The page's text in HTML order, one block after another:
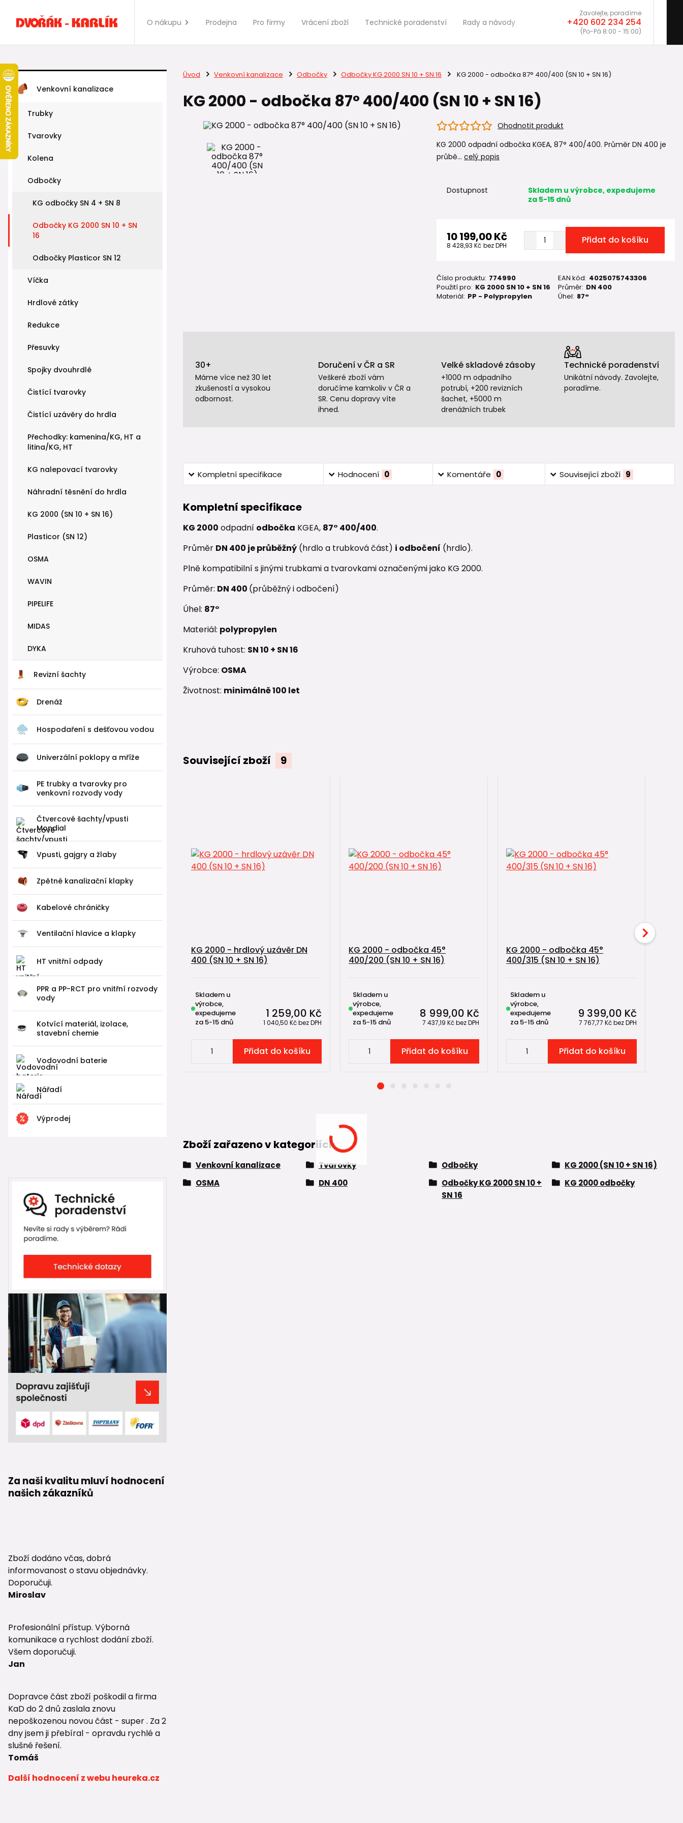
O nákupu Prodejna Pro firmy Vrácení zboží Technické poradenství Rady a návody
Zavolejte, poradíme
+420 602 234 254
(Po-Pá 8:00 - 15:00)
Venkovní kanalizace
Trubky
Tvarovky
Kolena
Odbočky
KG odbočky SN 4 + SN 8
Odbočky KG 2000 SN 10 + SN
16
Odbočky Plasticor SN 12
Víčka
Hrdlové zátky
Redukce
Přesuvky
Spojky dvouhrdlé
Čistící tvarovky
Čistící uzávěry do hrdla
Přechodky: kamenina/KG, HT a
litina/KG, HT
KG nalepovací tvarovky
Náhradní těsnění do hrdla
KG 2000 (SN 10 + SN 16)
Plasticor (SN 12)
OSMA
WAVIN
PIPELIFE
MIDAS
DYKA
Revizní šachty
Drenáž
Hospodaření s dešťovou vodou
Univerzální poklopy a mříže
PE trubky a tvarovky pro
venkovní rozvody vody
Čtvercové šachty/vpusti
Mondial
Vpusti, gajgry a žlaby
Zpětné kanalizační klapky
Kabelové chráničky
Ventilační hlavice a klapky
HT vnitřní odpady
PPR a PP-RCT pro vnitřní rozvody
vody
Kotvící materiál, izolace,
stavební chemie
Vodovodní baterie
Nářadí
Výprodej
Za naši kvalitu mluví hodnocení
našich zákazníků
Zboží dodáno včas, dobrá
informovanost o stavu objednávky.
Doporučuji.
Miroslav
Profesionální přístup. Výborná
komunikace a rychlost dodání zboží.
Všem doporučuji.
Jan
Dopravce část zboží poškodil a firma
KaD do 2 dnů zaslala znovu
nepoškozenou novou část - super . Za 2
dny jsem ji přebíral - opravdu rychlé a
slušné řešení.
Tomáš
Další hodnocení z webu heureka.cz
Úvod Venkovní kanalizace Odbočky Odbočky KG 2000 SN 10 + SN 16 KG 2000 - odbočka 87° 400/400 (SN 10 + SN 16)
KG 2000 - odbočka 87° 400/400 (SN 10 + SN 16)
Ohodnotit produkt
KG 2000 odpadní odbočka KGEA, 87° 400/400. Průměr DN 400 je
průbě... celý popis
Dostupnost
Skladem u výrobce, expedujeme
za 5-15 dnů
10 199,00 Kč
8 428,93 Kč bez DPH Přidat do košíku
Číslo produktu: 774990 EAN kód: 4025075743306
Použití pro: KG 2000 SN 10 + SN 16 Průměr: DN 400
Materiál: PP - Polypropylen Úhel: 87°
30+
Máme více než 30 let
zkušeností a vysokou
odbornost.
Doručení v ČR a SR
Veškeré zboží vám
doručíme kamkoliv v ČR a
SR. Cenu dopravy víte
ihned.
Velké skladové zásoby
+1000 m odpadního
potrubí, +200 revizních
šachet, +5000 m
drenážních trubek
Technické poradenství
Unikátní návody. Zavolejte,
poradíme.
Kompletní specifikace Hodnocení 0 Komentáře 0 Související zboží 9
Kompletní specifikace
KG 2000 odpadní odbočka KGEA, 87° 400/400.
Průměr DN 400 je průběžný(hrdlo a trubková část) i odbočení (hrdlo).
Plně kompatibilní s jinými trubkami a tvarovkami označenými jako KG 2000.
Průměr: DN 400 (průběžný i odbočení)
Úhel: 87°
Materiál: polypropylen
Kruhová tuhost: SN 10 + SN 16
Výrobce: OSMA
Životnost: minimálně 100 let
Související zboží 9
KG 2000 - hrdlový uzávěr DN
400 (SN 10 + SN 16)
1 259,00 Kč
1 040,50 Kčbez DPH
Skladem u
výrobce,
expedujeme
za 5-15 dnů
Přidat do košíku
KG 2000 - odbočka 45°
400/200 (SN 10 + SN 16)
8 999,00 Kč
7 437,19 Kčbez DPH
Skladem u
výrobce,
expedujeme
za 5-15 dnů
Přidat do košíku
KG 2000 - odbočka 45°
400/315 (SN 10 + SN 16)
9 399,00 Kč
7 767,77 Kčbez DPH
Skladem u
výrobce,
expedujeme
za 5-15 dnů
Přidat do košíku
Zboží zařazeno v kategoriích
Venkovní kanalizace Tvarovky Odbočky
KG 2000 (SN 10 + SN 16)
OSMA
DN 400
Odbočky KG 2000 SN 10 +
SN 16
KG 2000 odbočky